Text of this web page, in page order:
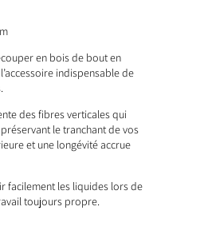
en bois de bout en
indispensable de
des fibres verticales qui
le tranchant de vos
et une longévité accrue
facilement les liquides lors de
toujours propre.